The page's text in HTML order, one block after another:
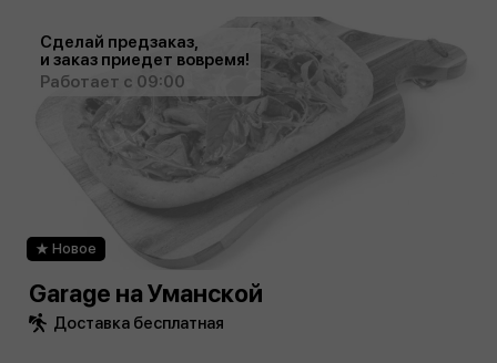
Сделай предзаказ,
и заказ приедет вовремя!
Работает с 09:00
Новое
Garage на Уманской
Доставка бесплатная